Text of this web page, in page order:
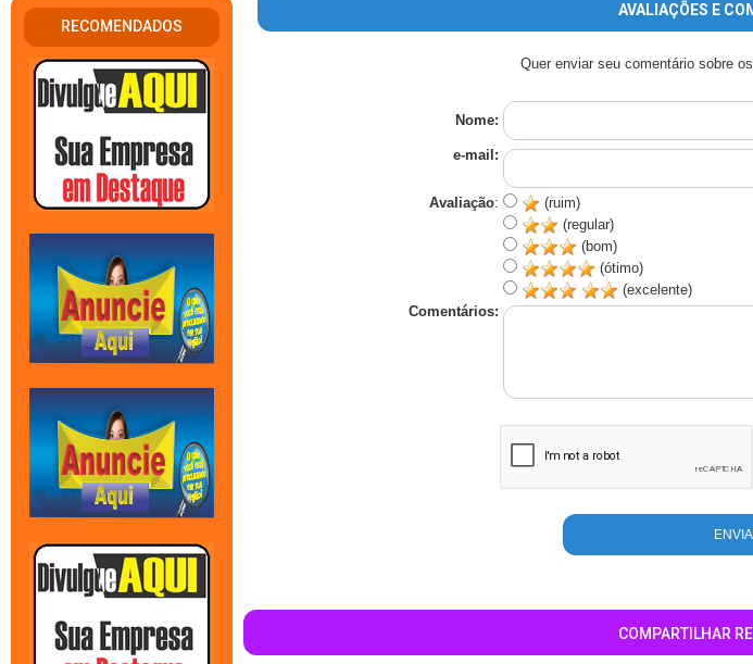
RECOMENDADOS
AVALIAÇÕES E
Quer enviar seu comentário sobre
Nome:
e-mail:
Avaliação:
(ruim)
(regular)
(bom)
(ótimo)
(excelente)
Comentários:
COMPARTILHAR